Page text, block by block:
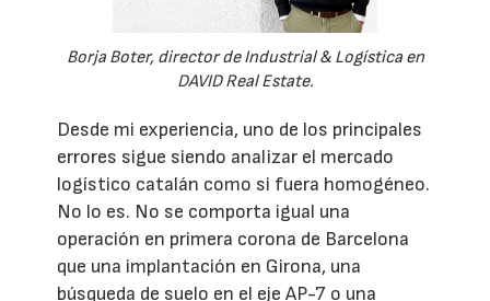
Borja Boter, director de Industrial & Logística en
DAVID Real Estate.
Desde mi experiencia, uno de los principales
errores sigue siendo analizar el mercado
logístico catalán como si fuera homogéneo.
No lo es. No se comporta igual una
operación en primera corona de Barcelona
que una implantación en Girona, una
búsqueda de suelo en el eje AP-7 o una